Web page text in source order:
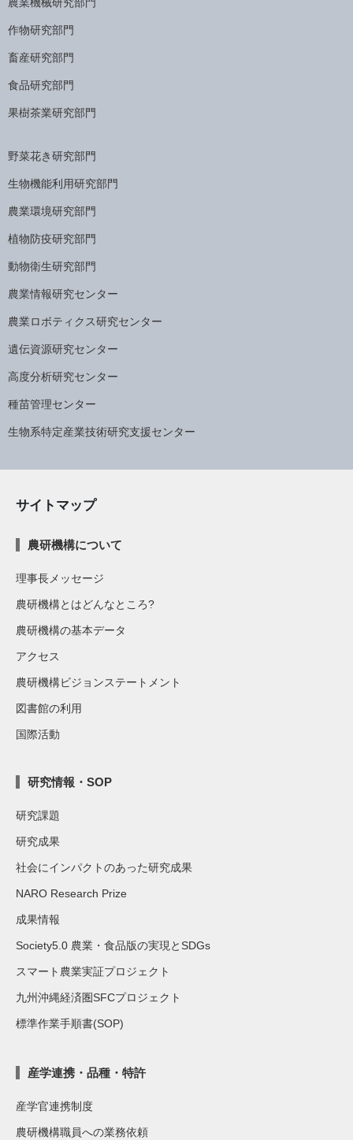
作物研究部門
畜産研究部門
食品研究部門
果樹茶業研究部門
野菜花き研究部門
生物機能利用研究部門
農業環境研究部門
植物防疫研究部門
動物衛生研究部門
農業情報研究センター
農業ロボティクス研究センター
遺伝資源研究センター
高度分析研究センター
種苗管理センター
生物系特定産業技術研究支援センター
サイトマップ
農研機構について
理事長メッセージ
農研機構とはどんなところ?
農研機構の基本データ
アクセス
農研機構ビジョンステートメント
図書館の利用
国際活動
研究情報・SOP
研究課題
研究成果
社会にインパクトのあった研究成果
NARO Research Prize
成果情報
Society5.0 農業・食品版の実現とSDGs
スマート農業実証プロジェクト
九州沖縄経済圏SFCプロジェクト
標準作業手順書(SOP)
産学連携・品種・特許
産学官連携制度
農研機構職員への業務依頼